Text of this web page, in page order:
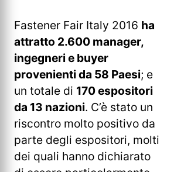
Fastener Fair Italy 2016 ha
attratto 2.600 manager,
ingegneri e buyer
provenienti da 58 Paesi; e
un totale di 170 espositori
da 13 nazioni. C’è stato un
riscontro molto positivo da
parte degli espositori, molti
dei quali hanno dichiarato